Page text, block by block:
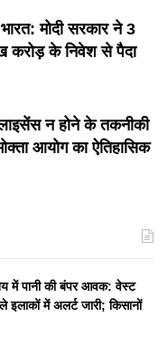
मोदी सरकार ने 3
करोड़ के निवेश से पैदा
लाइसेंस न होने के तकनीकी
आयोग का ऐतिहासिक
में पानी की बंपर आवक: वेस्ट
में अलर्ट जारी; किसानों